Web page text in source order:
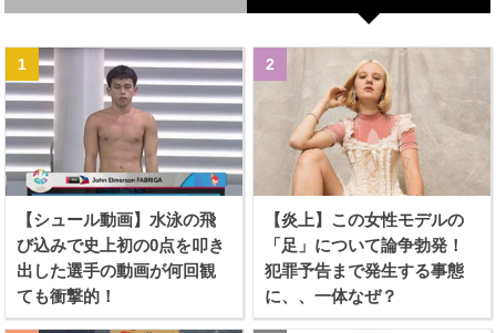
【シュール動画】水泳の飛
び込みで史上初の0点を叩き
出した選手の動画が何回観
ても衝撃的！
【炎上】この女性モデルの
「足」について論争勃発！
犯罪予告まで発生する事態
に、、一体なぜ？